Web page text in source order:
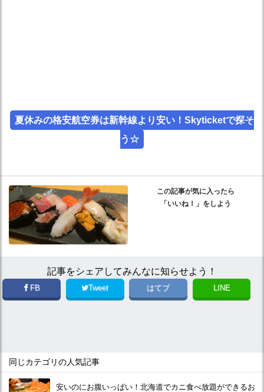
夏休みの格安航空券は新幹線より安い！Skyticketで探そ
う☆
この記事が気に入ったら
「いいね！」をしよう
記事をシェアしてみんなに知らせよう！
FB Tweet はてブ LINE
同じカテゴリの人気記事
安いのにお腹いっぱい！北海道でカニ食べ放題ができるお